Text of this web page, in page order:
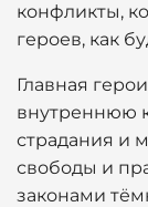
конфликты,
героев, как
Главная
внутреннюю
страдания и
свободы и
законами